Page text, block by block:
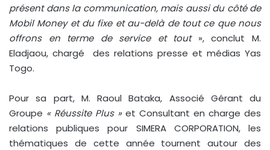
présent dans la communication, mais aussi du côté de
Mobil Money et du fixe et au-delà de tout ce que nous
offrons en terme de service et tout», conclut M.
Eladjaou, chargé des relations presse et médias Yas
Togo.
Pour sa part, M. Raoul Bataka, Associé Gérant du
Groupe « Réussite Plus » et Consultant en charge des
relations publiques pour SIMERA CORPORATION, les
thématiques de cette année tournent autour des